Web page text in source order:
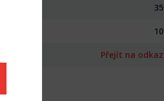
35
10
Přejít na odkaz